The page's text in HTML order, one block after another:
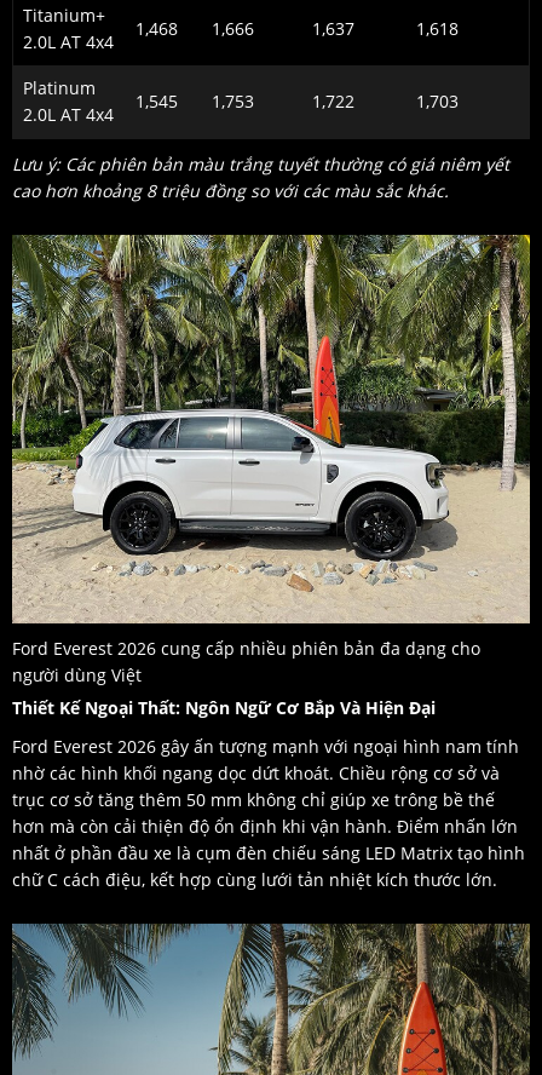
Titanium+
2.0L AT 4x4
1,468 1,666 1,637 1,618
Platinum
2.0L AT 4x4
1,545 1,753 1,722 1,703
Lưu ý: Các phiên bản màu trắng tuyết thường có giá niêm yết
cao hơn khoảng 8 triệu đồng so với các màu sắc khác.
Ford Everest 2026 cung cấp nhiều phiên bản đa dạng cho
người dùng Việt
Thiết Kế Ngoại Thất: Ngôn Ngữ Cơ Bắp Và Hiện Đại
Ford Everest 2026 gây ấn tượng mạnh với ngoại hình nam tính
nhờ các hình khối ngang dọc dứt khoát. Chiều rộng cơ sở và
trục cơ sở tăng thêm 50 mm không chỉ giúp xe trông bề thế
hơn mà còn cải thiện độ ổn định khi vận hành. Điểm nhấn lớn
nhất ở phần đầu xe là cụm đèn chiếu sáng LED Matrix tạo hình
chữ C cách điệu, kết hợp cùng lưới tản nhiệt kích thước lớn.